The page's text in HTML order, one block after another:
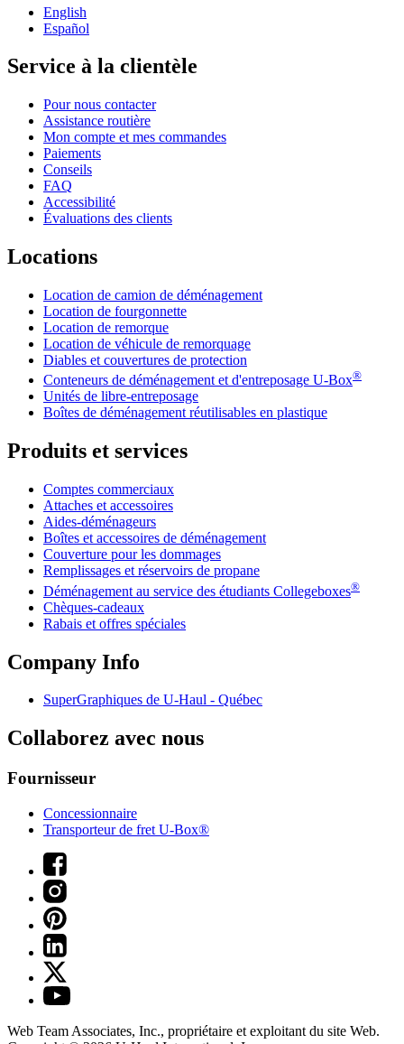
English
Español
Service à la clientèle
Pour nous contacter
Assistance routière
Mon compte et mes commandes
Paiements
Conseils
FAQ
Accessibilité
Évaluations des clients
Locations
Location de camion de déménagement
Location de fourgonnette
Location de remorque
Location de véhicule de remorquage
Diables et couvertures de protection
Conteneurs de déménagement et d'entreposage U-Box®
Unités de libre-entreposage
Boîtes de déménagement réutilisables en plastique
Produits et services
Comptes commerciaux
Attaches et accessoires
Aides-déménageurs
Boîtes et accessoires de déménagement
Couverture pour les dommages
Remplissages et réservoirs de propane
Déménagement au service des étudiants Collegeboxes®
Chèques-cadeaux
Rabais et offres spéciales
Company Info
SuperGraphiques de U-Haul - Québec
Collaborez avec nous
Fournisseur
Concessionnaire
Transporteur de fret U-Box®
Web Team Associates, Inc., propriétaire et exploitant du site Web.